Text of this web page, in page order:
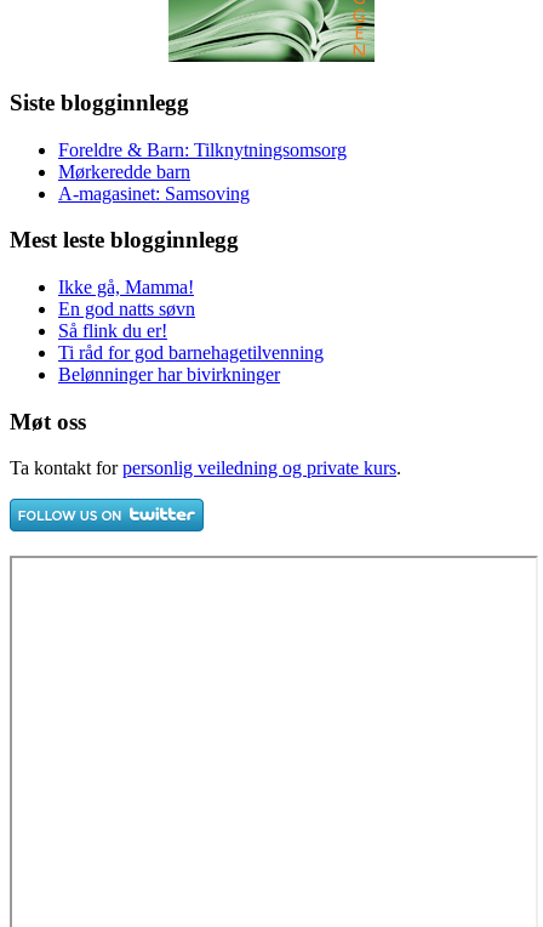
Siste blogginnlegg
Foreldre & Barn: Tilknytningsomsorg
Mørkeredde barn
A-magasinet: Samsoving
Mest leste blogginnlegg
Ikke gå, Mamma!
En god natts søvn
Så flink du er!
Ti råd for god barnehagetilvenning
Belønninger har bivirkninger
Møt oss
Ta kontakt forpersonlig veiledning og private kurs.